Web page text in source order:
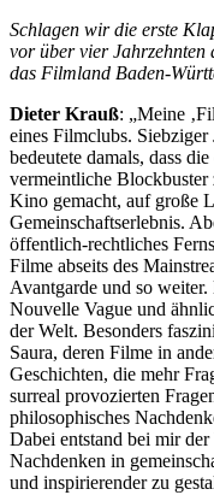
Schlagen wir die erste
vor über vier Jahrzehnten
das Filmland Baden-
Dieter Krauß: „Meine
eines Filmclubs.
bedeutete damals, dass
vermeintliche Blockbuster
Kino gemacht, auf große
Gemeinschaftserlebnis.
öffentlich-rechtliches
Filme abseits des
Avantgarde und so
Nouvelle Vague und
der Welt. Besonders
Saura, deren Filme in
Geschichten, die mehr
surreal provozierten
philosophisches
Dabei entstand bei mir
Nachdenken in
und inspirierender zu